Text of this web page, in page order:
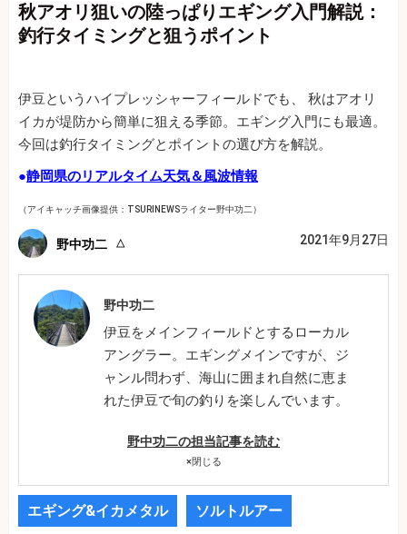
秋アオリ狙いの陸っぱりエギング入門解説：
釣行タイミングと狙うポイント
伊豆というハイプレッシャーフィールドでも、 秋はアオリ
イカが堤防から簡単に狙える季節。エギング入門にも最適。
今回は釣行タイミングとポイントの選び方を解説。
●静岡県のリアルタイム天気＆風波情報
（アイキャッチ画像提供：TSURINEWSライター野中功二）
野中功二 2021年9月27日
野中功二
伊豆をメインフィールドとするローカル
アングラー。エギングメインですが、ジ
ャンル問わず、海山に囲まれ自然に恵ま
れた伊豆で旬の釣りを楽しんでいます。
野中功二の担当記事を読む
×閉じる
エギング&イカメタル ソルトルアー